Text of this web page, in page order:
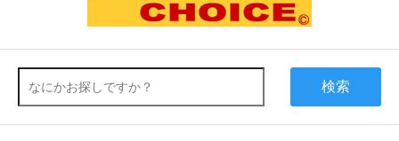
検索